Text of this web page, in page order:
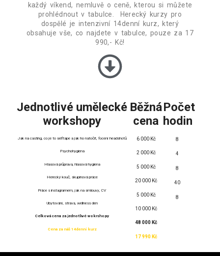
každý víkend, nemluvě o ceně, kterou si můžete
prohlédnout v tabulce. Herecký kurzy pro
dospělé je intenzivní 14denní kurz, který
obsahuje vše, co najdete v tabulce, pouze za 17
990,- Kč!
Jednotlivé umělecké
workshopy
Jak na casting, co je to selftape a jak ho natočit, focení headshotů
Psychohygiena
Hlasová průprava, hlasová hygiena
Herecký kouč, skupinová práce
Práce s instagramem, jak na smlouvy, CV
Ubytování, strava, wellness den
Celková cena za jednotlivé wokrshopy
Cena za náš 14denní kurz
Běžná
cena
6 000 Kč
2 000 Kč
5 000 Kč
20 000 Kč
5 000 Kč
10 000 Kč
48 000 Kč
17 990 Kč
Počet
hodin
8
4
8
40
8